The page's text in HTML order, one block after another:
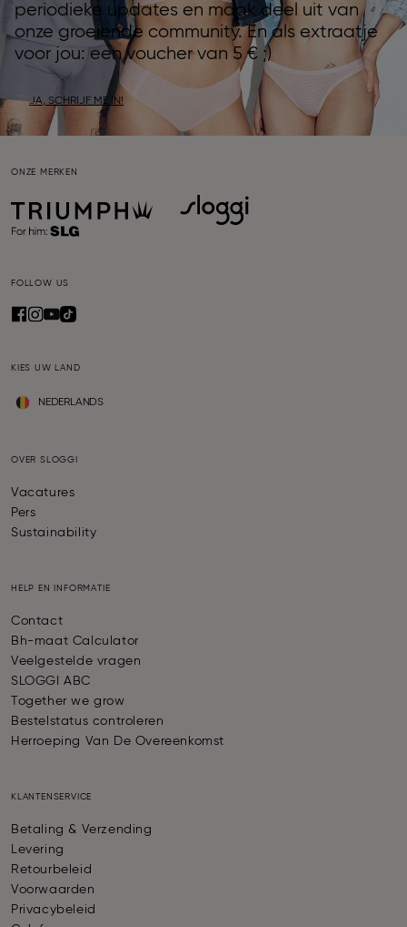
periodieke updates en maak deel uit van
onze groeiende community. En als extraatje
voor jou: een voucher van 5 € ;)
JA, SCHRIJF ME IN!
ONZE MERKEN
FOLLOW US
KIES UW LAND
NEDERLANDS
OVER SLOGGI
Vacatures
Pers
Sustainability
HELP EN INFORMATIE
Contact
Bh-maat Calculator
Veelgestelde vragen
SLOGGI ABC
Together we grow
Bestelstatus controleren
Herroeping Van De Overeenkomst
KLANTENSERVICE
Betaling & Verzending
Levering
Retourbeleid
Voorwaarden
Privacybeleid